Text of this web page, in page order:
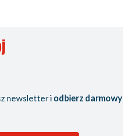
newsletter i odbierz darmowy